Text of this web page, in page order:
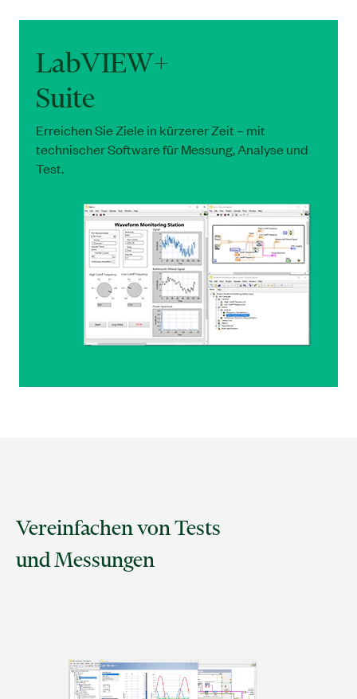
LabVIEW+
Suite
Erreichen Sie Ziele in kürzerer Zeit – mit
technischer Software für Messung, Analyse und
Test.
Vereinfachen von Tests
und Messungen